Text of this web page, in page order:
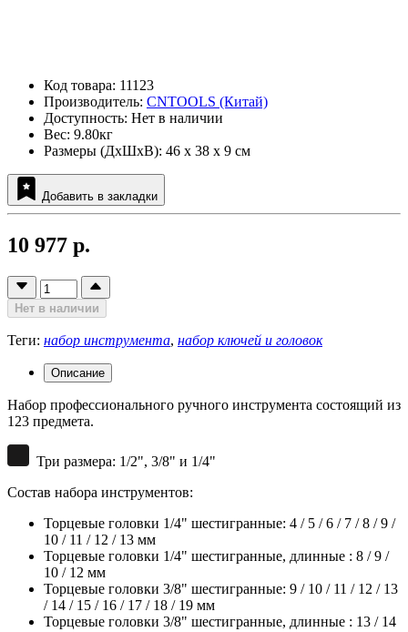
Код товара: 11123
Производитель: CNTOOLS (Китай)
Доступность: Нет в наличии
Вес: 9.80кг
Размеры (ДxШxВ): 46 x 38 x 9 см
Добавить в закладки
10 977 р.
Нет в наличии
Теги: набор инструмента, набор ключей и головок
Описание
Набор профессионального ручного инструмента состоящий из
123 предмета.
Три размера: 1/2", 3/8" и 1/4"
Состав набора инструментов:
Торцевые головки 1/4" шестигранные: 4 / 5 / 6 / 7 / 8 / 9 /
10 / 11 / 12 / 13 мм
Торцевые головки 1/4" шестигранные, длинные : 8 / 9 /
10 / 12 мм
Торцевые головки 3/8" шестигранные: 9 / 10 / 11 / 12 / 13
/ 14 / 15 / 16 / 17 / 18 / 19 мм
Торцевые головки 3/8" шестигранные, длинные : 13 / 14